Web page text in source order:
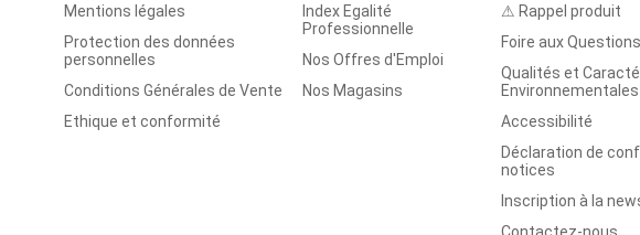
Mentions légales
Protection des données
personnelles
Conditions Générales de Vente
Ethique et conformité
Index Egalité
Professionnelle
Nos Offres d'Emploi
Nos Magasins
⚠ Rappel produit
Foire aux
Qualités et
Environnementales
Accessibilité
Déclaration de
notices
Inscription à la
Contactez-nous